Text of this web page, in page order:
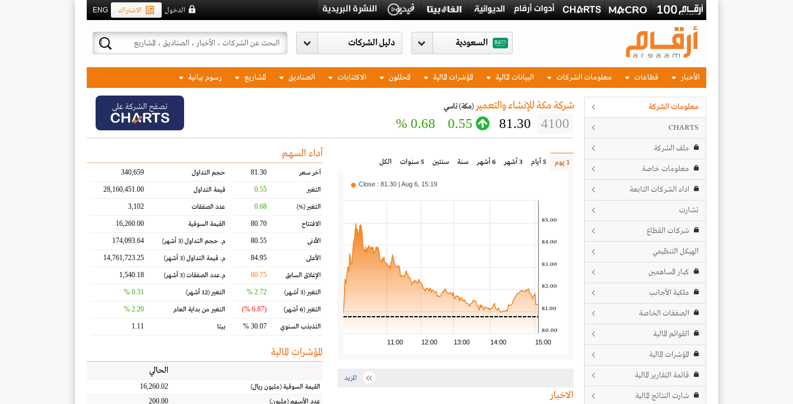
ENG الاشتراك الدخول
السعودية
الأخبار قطاعات معلومات الشركات البيانات المالية المؤشرات المالية المحللون الاكتتابات الصناديق المشاريع رسوم بيانية
معلومات الشركة
CHARTS
ملف الشركة
معلومات خاصة
اداء الشركات التابعة
تشارت
شركات القطاع
الهيكل التنظيمي
كبار المساهمين
ملكية الأجانب
الصفقات الخاصة
القوائم المالية
المؤشرات المالية
قائمة التقارير المالية
شارت النتائج المالية
شركة مكة للإنشاء والتعمير(مكة)تاسي
4100
81.30
0.55
0.68 %
تصفح الشركة على
1 يوم 5 أيام 3 أشهر 6 أشهر سنة سنتين 5 سنوات الكل
11:00 12:00 13:00 14:00 15:00
80.00
81.00
82.00
83.00
84.00
85.00
Close : 81.30 | Aug 6, 15:19
المزيد
الاخبار
أداء السهم
آخر سعر 81.30
التغير 0.55
التغير(%)
0.68
الافتتاح 80.70
الأدنى 80.55
الأعلى 84.95
الإغلاق السابق 80.75
التغير(3 أشهر) 2.72 %
التغير(6 أشهر) (6.87 %)
التذبذب السنوي 30.07 %
حجم التداول 340,659
قيمة التداول 28,160,451.00
عدد الصفقات 3,102
القيمة السوقية 16,260.00
م. حجم التداول(3 أشهر) 174,093.64
م. قيمة التداول(3 أشهر) 14,761,723.25
م.عدد الصفقات(3 أشهر) 1,540.18
التغير(12 أشهر) 0.31 %
التغير من بداية العام 2.20 %
بيتا 1.11
المؤشرات المالية
الحالي
القيمة السوقية(مليون ريال)
16,260.02
عدد الأسهم(مليون)
200.00